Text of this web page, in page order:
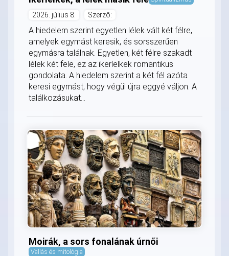
2026. július 8. Szerző:
A hiedelem szerint egyetlen lélek vált két félre,
amelyek egymást keresik, és sorsszerűen
egymásra találnak. Egyetlen, két félre szakadt
lélek két fele, ez az ikerlelkek romantikus
gondolata. A hiedelem szerint a két fél azóta
keresi egymást, hogy végül újra eggyé váljon. A
találkozásukat...
Moirák, a sors fonalának úrnői
Vallás és mitológia